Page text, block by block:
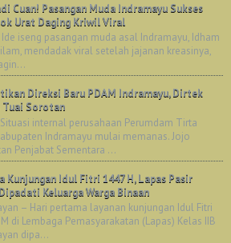
Cuan! Pasangan Muda Indramayu Sukses
Urat Daging Kriwil Viral
iseng pasangan muda asal Indramayu, Idham
mendadak viral setelah jajanan kreasinya,
Direksi Baru PDAM Indramayu, Dirtek
Sorotan
internal perusahaan Perumdam Tirta
Indramayu mulai memanas. Jojo
Penjabat Sementara ...
Kunjungan Idul Fitri 1447 H, Lapas Pasir
Keluarga Warga Binaan
– Hari pertama layanan kunjungan Idul Fitri
di Lembaga Pemasyarakatan (Lapas) Kelas IIB
dipa...